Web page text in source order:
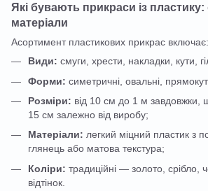
Які бувають прикраси із
матеріали
Асортимент пластикових прикрас включає:
Види: смуги, хрести, накладки, кути,
Форми: симетричні, овальні,
Розміри: від 10 см до 1 м завдовжки,
15 см залежно від виробу;
Матеріали: легкий міцний пластик з
глянець або матова текстура;
Коліри: традиційні — золото, срібло,
відтінок.